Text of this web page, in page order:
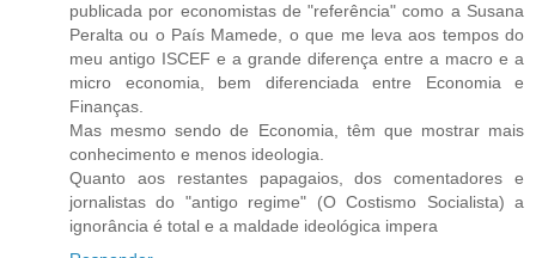
publicada por economistas de "referência" como a Susana
Peralta ou o País Mamede, o que me leva aos tempos do
meu antigo ISCEF e a grande diferença entre a macro e a
micro economia, bem diferenciada entre Economia e
Finanças.
Mas mesmo sendo de Economia, têm que mostrar mais
conhecimento e menos ideologia.
Quanto aos restantes papagaios, dos comentadores e
jornalistas do "antigo regime" (O Costismo Socialista) a
ignorância é total e a maldade ideológica impera